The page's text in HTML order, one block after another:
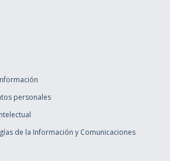
personales
de la Información y Comunicaciones